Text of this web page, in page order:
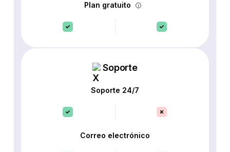
Plan gratuito
Soporte
Soporte 24/7
Correo electrónico